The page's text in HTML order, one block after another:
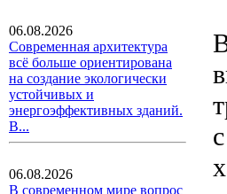
06.08.2026
Современная архитектура
всё больше ориентирована
на создание экологически
устойчивых и
энергоэффективных зданий.
В...
06.08.2026
В современном мире вопрос